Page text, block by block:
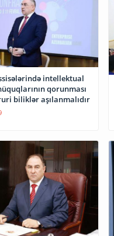
intellektual
qorunması
biliklər aşılanmalıdır